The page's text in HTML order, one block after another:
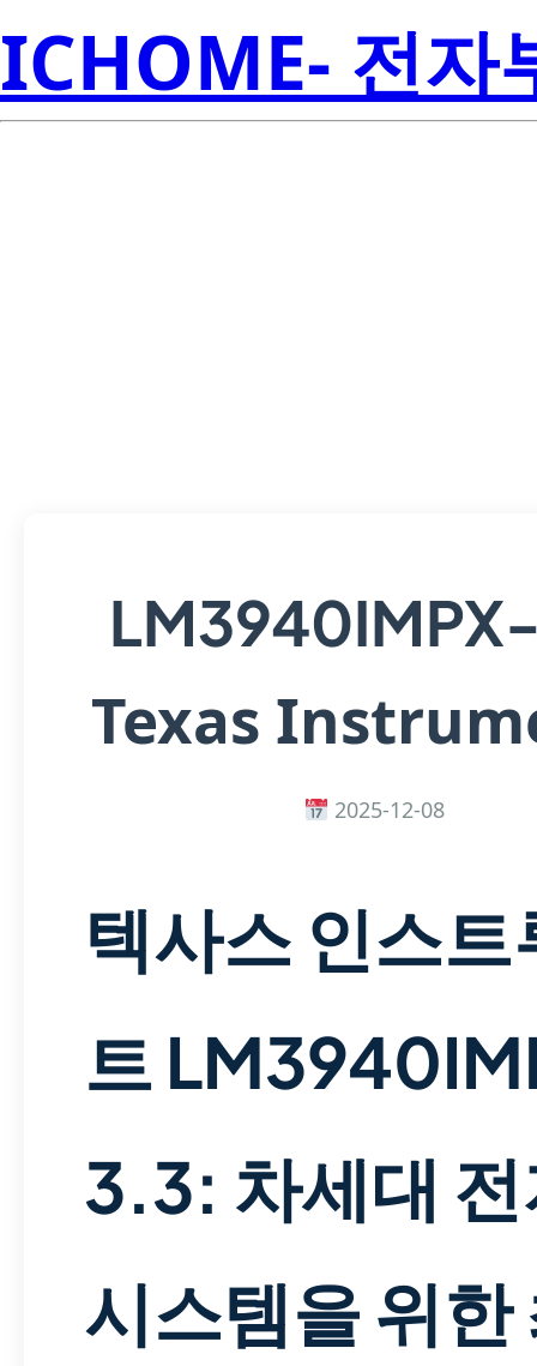
ICHOME- 전자
Texas
2025-12-08
텍사스 인스트
트
3.3: 차세대
시스템을 위한